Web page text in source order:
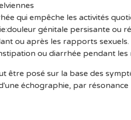
qui empêche les activités
génitale persisante ou
ou après les rapports sexuels.
ou diarrhée pendant les
être posé sur la base des
échographie, par résonance